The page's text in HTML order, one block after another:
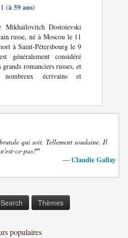
(à 59 ans)
Mikhaïlovitch Dostoïevski
russe, né à Moscou le 11
à Saint-Pétersbourg le 9
généralement considéré
romanciers russes, et
écrivains et
qui soit. Tellement soudaine. Il
ce-pas?”
— Claudie Gallay
Search Thèmes
populaires